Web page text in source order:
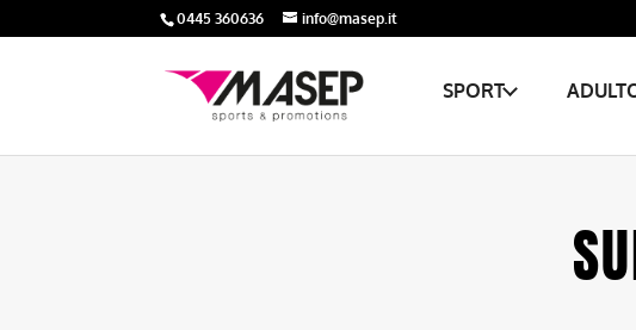
0445 360636 info@masep.it
SPORT